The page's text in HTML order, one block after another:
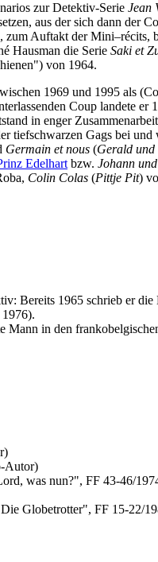
zur Detektiv-Serie Jean
aus der sich dann der
Auftakt der Mini–récits,
Hausman die Serie Saki et
von 1964.
1969 und 1995 als
Coup landete
in enger
tiefschwarzen Gags bei
Germain et nous (Gerald
Edelhart bzw. Johann
Colin Colas (Pittje Pit)
Bereits 1965 schrieb er
in den
Autor)
was nun?", FF 43-46/
Globetrotter", FF 15-22/